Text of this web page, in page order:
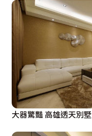
大器驚豔 高雄透天別墅